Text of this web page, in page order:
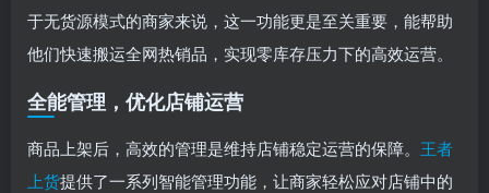
于无货源模式的商家来说，这一功能更是至关重要，能帮助
他们快速搬运全网热销品，实现零库存压力下的高效运营。
全能管理，优化店铺运营
商品上架后，高效的管理是维持店铺稳定运营的保障。 王者
上货提供了一系列智能管理功能，让商家轻松应对店铺中的